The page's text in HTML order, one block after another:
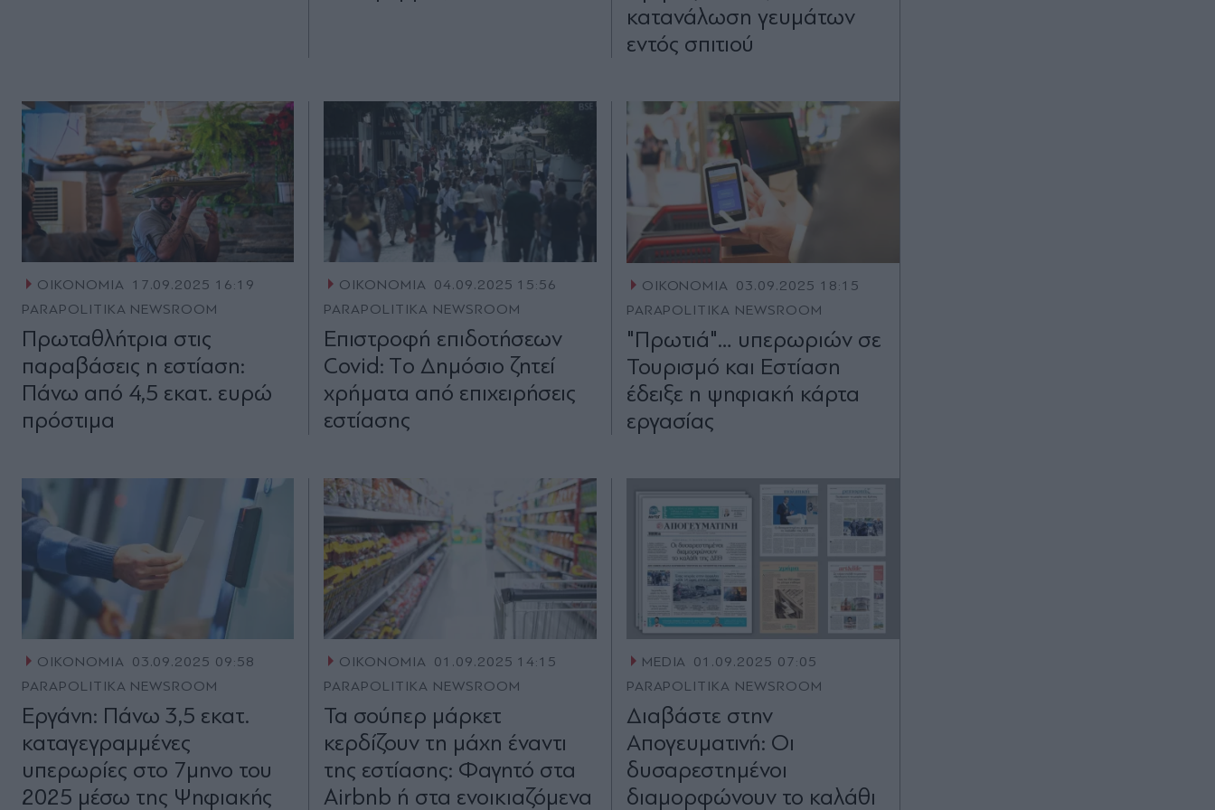
κατανάλωση γευµάτων
εντός σπιτιού
ΟΙΚΟΝΟΜΙΑ 17.09.2025 16:19
PARAPOLITIKA NEWSROOM
Πρωταθλήτρια στις
παραβάσεις η εστίαση:
Πάνω από 4,5 εκατ. ευρώ
πρόστιμα
ΟΙΚΟΝΟΜΙΑ 04.09.2025 15:56
PARAPOLITIKA NEWSROOM
Επιστροφή επιδοτήσεων
Covid: Tο Δημόσιο ζητεί
χρήματα από επιχειρήσεις
εστίασης
ΟΙΚΟΝΟΜΙΑ 03.09.2025 18:15
PARAPOLITIKA NEWSROOM
"Πρωτιά"… υπερωριών σε
Τουρισμό και Εστίαση
έδειξε η ψηφιακή κάρτα
εργασίας
ΟΙΚΟΝΟΜΙΑ 03.09.2025 09:58
PARAPOLITIKA NEWSROOM
Εργάνη: Πάνω 3,5 εκατ.
καταγεγραμμένες
υπερωρίες στο 7μηνο του
2025 μέσω της Ψηφιακής
ΟΙΚΟΝΟΜΙΑ 01.09.2025 14:15
PARAPOLITIKA NEWSROOM
Τα σούπερ μάρκετ
κερδίζουν τη μάχη έναντι
της εστίασης: Φαγητό στα
Airbnb ή στα ενοικιαζόµενα
MEDIA 01.09.2025 07:05
PARAPOLITIKA NEWSROOM
Διαβάστε στην
Απογευματινή: Οι
δυσαρεστημένοι
διαμορφώνουν το καλάθι